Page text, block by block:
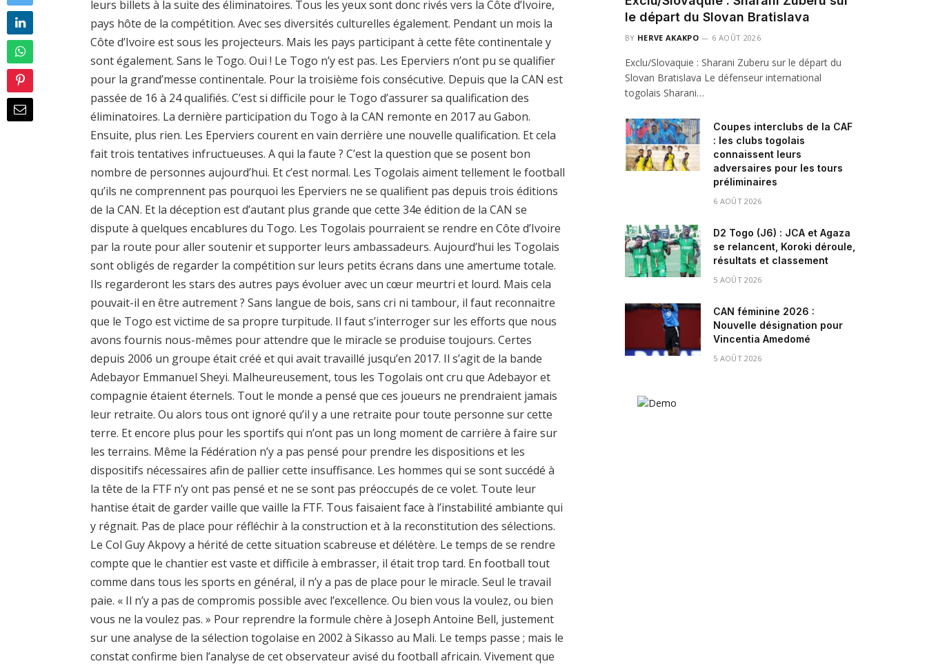
leurs billets à la suite des éliminatoires. Tous les yeux sont donc rivés vers la Côte d’Ivoire,
pays hôte de la compétition. Avec ses diversités culturelles également. Pendant un mois la
Côte d’Ivoire est sous les projecteurs. Mais les pays participant à cette fête continentale y
sont également. Sans le Togo. Oui ! Le Togo n’y est pas. Les Eperviers n’ont pu se qualifier
pour la grand’messe continentale. Pour la troisième fois consécutive. Depuis que la CAN est
passée de 16 à 24 qualifiés. C’est si difficile pour le Togo d’assurer sa qualification des
éliminatoires. La dernière participation du Togo à la CAN remonte en 2017 au Gabon.
Ensuite, plus rien. Les Eperviers courent en vain derrière une nouvelle qualification. Et cela
fait trois tentatives infructueuses. A qui la faute ? C’est la question que se posent bon
nombre de personnes aujourd’hui. Et c’est normal. Les Togolais aiment tellement le football
qu’ils ne comprennent pas pourquoi les Eperviers ne se qualifient pas depuis trois éditions
de la CAN. Et la déception est d’autant plus grande que cette 34e édition de la CAN se
dispute à quelques encablures du Togo. Les Togolais pourraient se rendre en Côte d’Ivoire
par la route pour aller soutenir et supporter leurs ambassadeurs. Aujourd’hui les Togolais
sont obligés de regarder la compétition sur leurs petits écrans dans une amertume totale.
Ils regarderont les stars des autres pays évoluer avec un cœur meurtri et lourd. Mais cela
pouvait-il en être autrement ? Sans langue de bois, sans cri ni tambour, il faut reconnaitre
que le Togo est victime de sa propre turpitude. Il faut s’interroger sur les efforts que nous
avons fournis nous-mêmes pour attendre que le miracle se produise toujours. Certes
depuis 2006 un groupe était créé et qui avait travaillé jusqu’en 2017. Il s’agit de la bande
Adebayor Emmanuel Sheyi. Malheureusement, tous les Togolais ont cru que Adebayor et
compagnie étaient éternels. Tout le monde a pensé que ces joueurs ne prendraient jamais
leur retraite. Ou alors tous ont ignoré qu’il y a une retraite pour toute personne sur cette
terre. Et encore plus pour les sportifs qui n’ont pas un long moment de carrière à faire sur
les terrains. Même la Fédération n’y a pas pensé pour prendre les dispositions et les
dispositifs nécessaires afin de pallier cette insuffisance. Les hommes qui se sont succédé à
la tête de la FTF n’y ont pas pensé et ne se sont pas préoccupés de ce volet. Toute leur
hantise était de garder vaille que vaille la FTF. Tous faisaient face à l’instabilité ambiante qui
y régnait. Pas de place pour réfléchir à la construction et à la reconstitution des sélections.
Le Col Guy Akpovy a hérité de cette situation scabreuse et délétère. Le temps de se rendre
compte que le chantier est vaste et difficile à embrasser, il était trop tard. En football tout
comme dans tous les sports en général, il n’y a pas de place pour le miracle. Seul le travail
paie. « Il n’y a pas de compromis possible avec l’excellence. Ou bien vous la voulez, ou bien
vous ne la voulez pas. » Pour reprendre la formule chère à Joseph Antoine Bell, justement
sur une analyse de la sélection togolaise en 2002 à Sikasso au Mali. Le temps passe ; mais le
constat confirme bien l’analyse de cet observateur avisé du football africain. Vivement que
le départ du Slovan Bratislava
BY HERVE AKAKPO 6 AOÛT 2026
Exclu/Slovaquie : Sharani Zuberu sur le départ du
Slovan Bratislava Le défenseur international
togolais Sharani…
Coupes interclubs de la CAF
: les clubs togolais
connaissent leurs
adversaires pour les tours
préliminaires
6 AOÛT 2026
D2 Togo (J6) : JCA et Agaza
se relancent, Koroki déroule,
résultats et classement
5 AOÛT 2026
CAN féminine 2026 :
Nouvelle désignation pour
Vincentia Amedomé
5 AOÛT 2026